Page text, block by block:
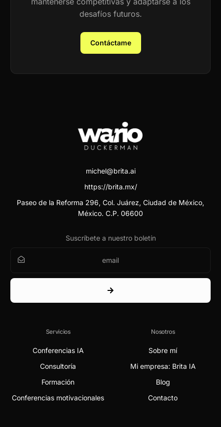
desafíos futuros.
Contáctame
michel@brita.ai
https://brita.mx/
Paseo de la Reforma 296, Col. Juárez, Ciudad de México,
México. C.P. 06600
Suscríbete a nuestro boletín
Servicios
Conferencias IA
Consultoría
Formación
Conferencias motivacionales
Nosotros
Sobre mí
Mi empresa: Brita IA
Blog
Contacto